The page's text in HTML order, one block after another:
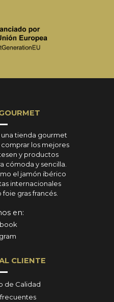
tienda gourmet
los mejores
y productos
cómoda y sencilla.
el jamón ibérico
internacionales
gras francés.
en:
CLIENTE
de Calidad